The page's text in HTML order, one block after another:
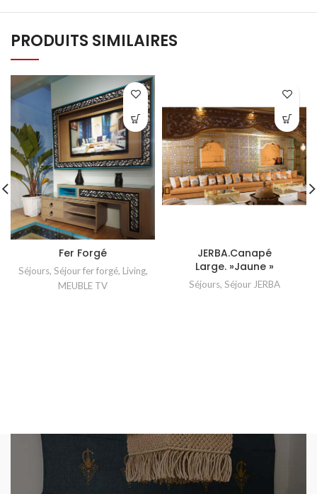
PRODUITS SIMILAIRES
Fer Forgé
Séjours, Séjour fer forgé, Living,
MEUBLE TV
JERBA.Canapé
Large. »Jaune »
Séjours, Séjour JERBA